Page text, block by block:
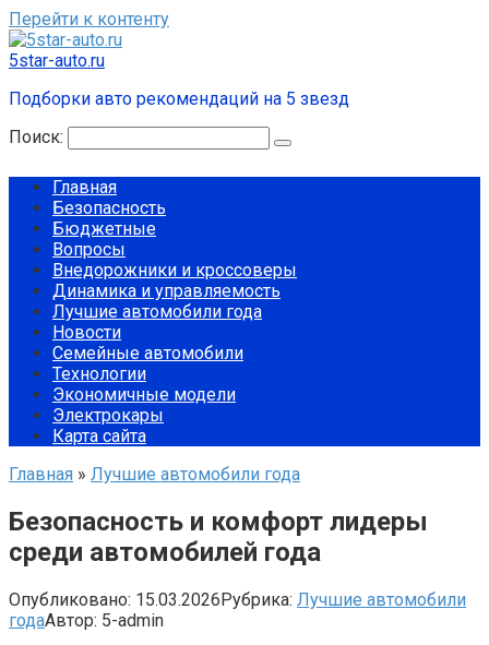
Перейти к контенту
5star-auto.ru
Подборки авто рекомендаций на 5 звезд
Поиск:
Главная
Безопасность
Бюджетные
Вопросы
Внедорожники и кроссоверы
Динамика и управляемость
Лучшие автомобили года
Новости
Семейные автомобили
Технологии
Экономичные модели
Электрокары
Карта сайта
Главная » Лучшие автомобили года
Безопасность и комфорт лидеры
среди автомобилей года
Опубликовано: 15.03.2026Рубрика: Лучшие автомобили
годаАвтор: 5-admin